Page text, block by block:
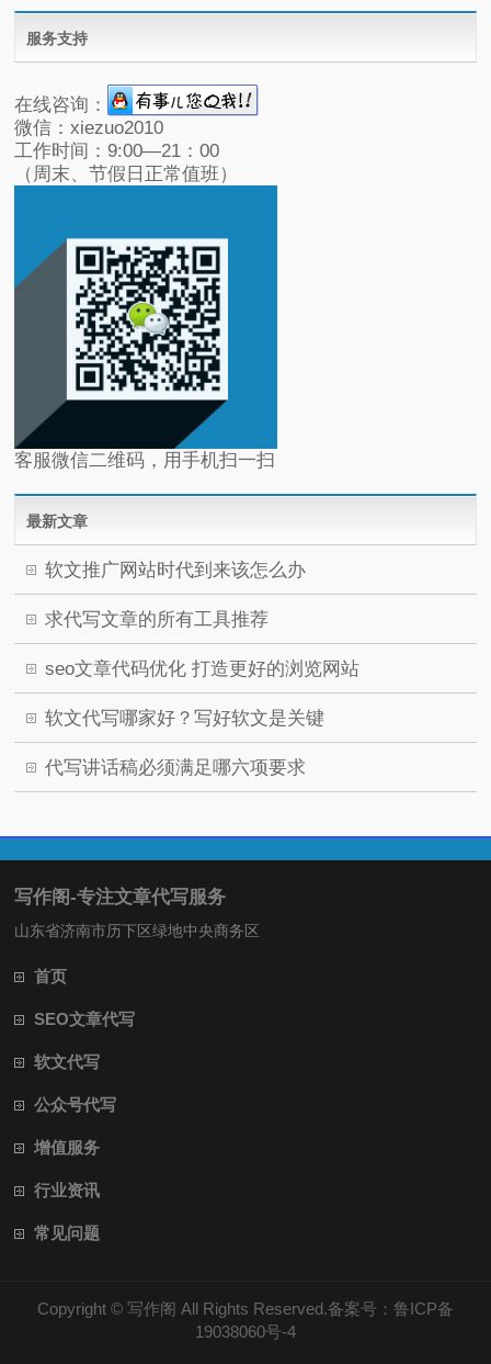
服务支持
在线咨询：
微信：xiezuo2010
工作时间：9:00—21：00
（周末、节假日正常值班）
客服微信二维码，用手机扫一扫
最新文章
软文推广网站时代到来该怎么办
求代写文章的所有工具推荐
seo文章代码优化 打造更好的浏览网站
软文代写哪家好？写好软文是关键
代写讲话稿必须满足哪六项要求
写作阁-专注文章代写服务
山东省济南市历下区绿地中央商务区
首页
SEO文章代写
软文代写
公众号代写
增值服务
行业资讯
常见问题
Copyright © 写作阁 All Rights Reserved.备案号： 鲁ICP备
19038060号-4